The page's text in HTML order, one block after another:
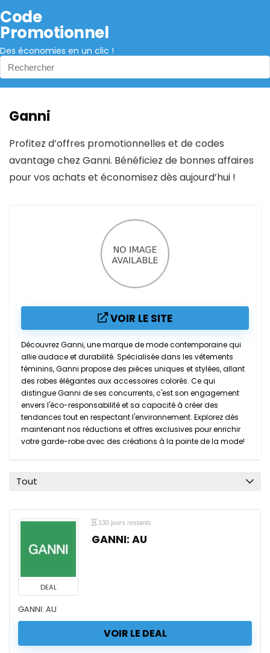
Code
Promotionnel
Des économies en un clic !
Ganni
Profitez d’offres promotionnelles et de codes
avantage chez Ganni. Bénéficiez de bonnes affaires
pour vos achats et économisez dès aujourd’hui !
VOIR LE SITE
Découvrez Ganni, une marque de mode contemporaine qui
allie audace et durabilité. Spécialisée dans les vêtements
féminins, Ganni propose des pièces uniques et stylées, allant
des robes élégantes aux accessoires colorés. Ce qui
distingue Ganni de ses concurrents, c'est son engagement
envers l'éco-responsabilité et sa capacité à créer des
tendances tout en respectant l'environnement. Explorez dès
maintenant nos réductions et offres exclusives pour enrichir
votre garde-robe avec des créations à la pointe de la mode!
Tout
DEAL
130 jours restants
GANNI: AU
GANNI: AU
VOIR LE DEAL